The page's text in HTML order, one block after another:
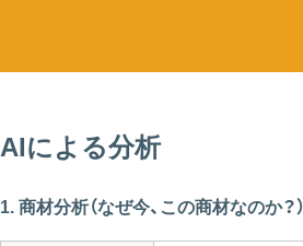
AIによる分析
1. 商材分析（なぜ今、この商材なのか？）